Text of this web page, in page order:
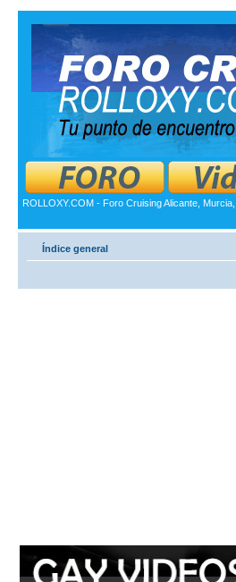
ROLLOXY.COM - Foro Cruising Alicante, Murcia,
Índice general